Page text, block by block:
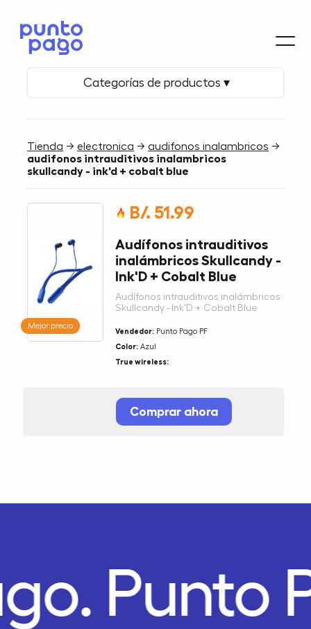
Categorías de productos ▾
Tienda →electronica →audifonos inalambricos →
audifonos intrauditivos inalambricos
skullcandy - ink'd + cobalt blue
Mejor precio
B/. 51.99
Audífonos intrauditivos
inalámbricos Skullcandy -
Ink'D + Cobalt Blue
Audífonos intrauditivos inalámbricos
Skullcandy - Ink'D + Cobalt Blue
Vendedor: Punto Pago PF
Color: Azul
True wireless:
Comprar ahora
Punto